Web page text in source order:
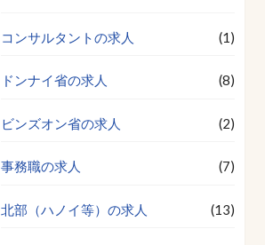
コンサルタントの求人 (1)
ドンナイ省の求人 (8)
ビンズオン省の求人 (2)
事務職の求人 (7)
北部（ハノイ等）の求人 (13)